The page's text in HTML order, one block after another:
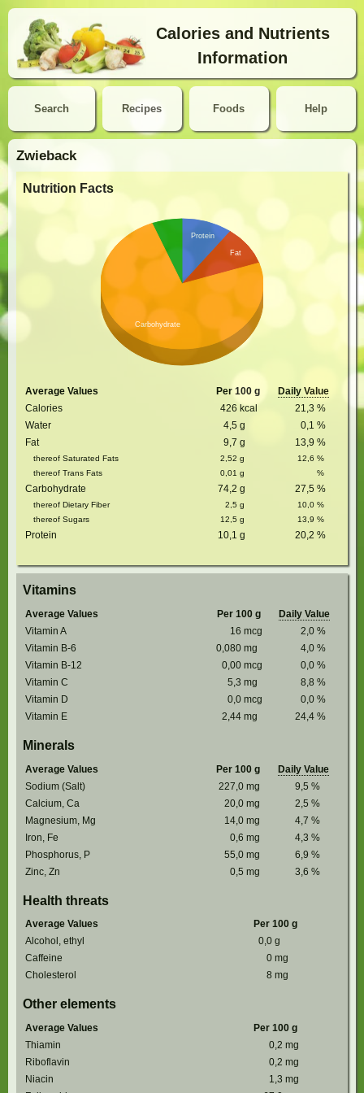
Calories and Nutrients
Information
Search Help
Recipes Foods
Zwieback
Nutrition Facts
Protein
Fat
Carbohydrate
Average Values Per 100 g
Daily Value
Calories
426 kcal 21,3 %
Water
4,5 g 0,1 %
Fat
9,7 g 13,9 %
thereof Saturated Fats 2,52 g 12,6 %
thereof Trans Fats
0,01 g %
Carbohydrate 74,2 g 27,5 %
thereof Dietary Fiber 2,5 g 10,0 %
thereof Sugars
12,5 g 13,9 %
Protein 10,1 g 20,2 %
Vitamins
Average Values Per 100 g
Daily Value
Vitamin A
16 mcg 2,0 %
Vitamin B-6
0,080 mg 4,0 %
Vitamin B-12
0,00 mcg 0,0 %
Vitamin C
5,3 mg 8,8 %
Vitamin D
0,0 mcg 0,0 %
Vitamin E
2,44 mg 24,4 %
Minerals
Average Values Per 100 g
Daily Value
Sodium (Salt)
227,0 mg 9,5 %
Calcium, Ca
20,0 mg 2,5 %
Magnesium, Mg
14,0 mg 4,7 %
Iron, Fe
0,6 mg 4,3 %
Phosphorus, P
55,0 mg 6,9 %
Zinc, Zn
0,5 mg 3,6 %
Health threats
Average Values
Per 100 g
Alcohol, ethyl
0,0 g
Caffeine
0 mg
Cholesterol
8 mg
Other elements
Average Values
Per 100 g
Thiamin
0,2 mg
Riboflavin
0,2 mg
Niacin
1,3 mg